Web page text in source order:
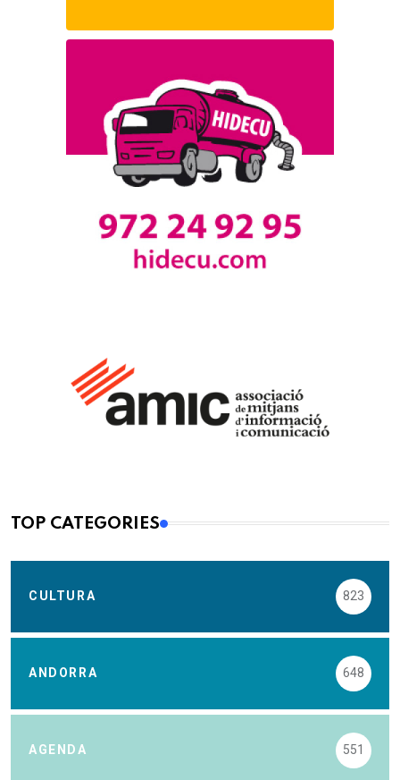
TOP CATEGORIES
CULTURA 823
ANDORRA 648
AGENDA 551